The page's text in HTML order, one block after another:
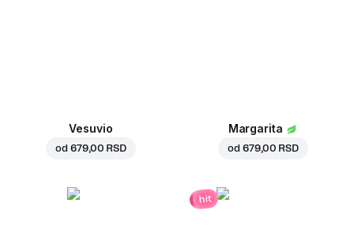
Vesuvio
od 679,00 RSD
Margarita
od 679,00 RSD
hit